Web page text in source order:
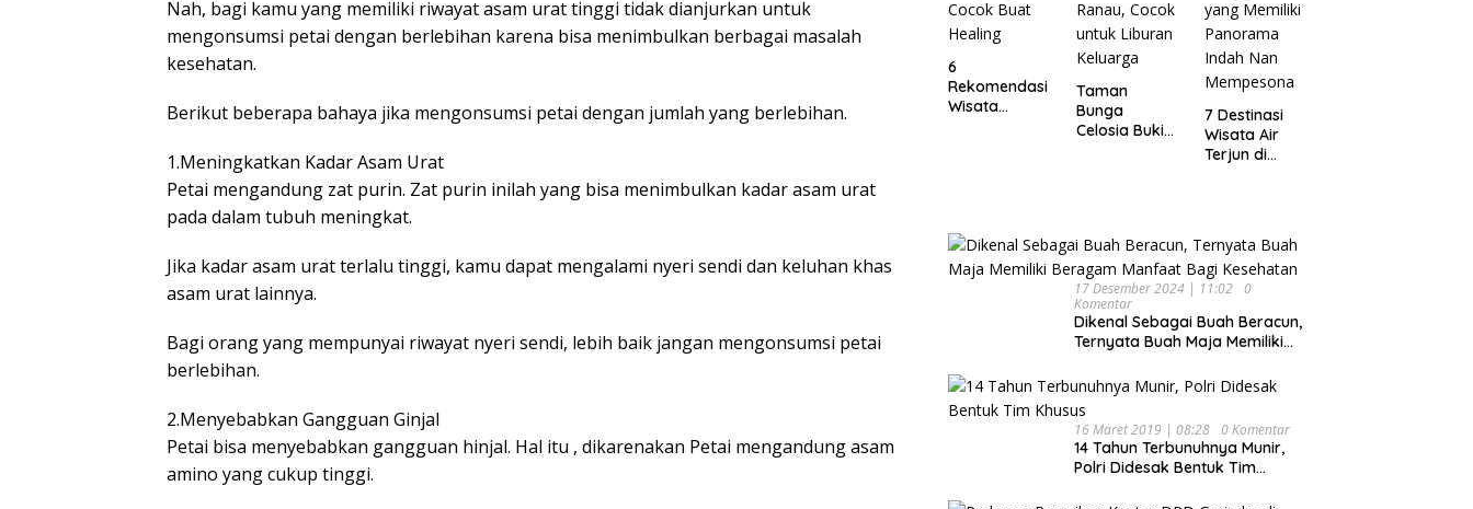
Nah, bagi kamu yang memiliki riwayat asam urat tinggi tidak dianjurkan untuk
mengonsumsi petai dengan berlebihan karena bisa menimbulkan berbagai masalah
kesehatan.
Berikut beberapa bahaya jika mengonsumsi petai dengan jumlah yang berlebihan.
1.Meningkatkan Kadar Asam Urat
Petai mengandung zat purin. Zat purin inilah yang bisa menimbulkan kadar asam urat
pada dalam tubuh meningkat.
Jika kadar asam urat terlalu tinggi, kamu dapat mengalami nyeri sendi dan keluhan khas
asam urat lainnya.
Bagi orang yang mempunyai riwayat nyeri sendi, lebih baik jangan mengonsumsi petai
berlebihan.
2.Menyebabkan Gangguan Ginjal
Petai bisa menyebabkan gangguan hinjal. Hal itu , dikarenakan Petai mengandung asam
amino yang cukup tinggi.
6
Rekomendasi
Wisata
Taman
Bunga
Celosia Bukit
7 Destinasi
Wisata Air
Terjun di
Indah Nan
Mempesona
17 Desember 2024 | 11:02
0
Komentar
Dikenal Sebagai Buah Beracun,
Ternyata Buah Maja Memiliki
Kesehatan
16 Maret 2019 | 08:28 0 Komentar
14 Tahun Terbunuhnya Munir,
Polri Didesak Bentuk Tim